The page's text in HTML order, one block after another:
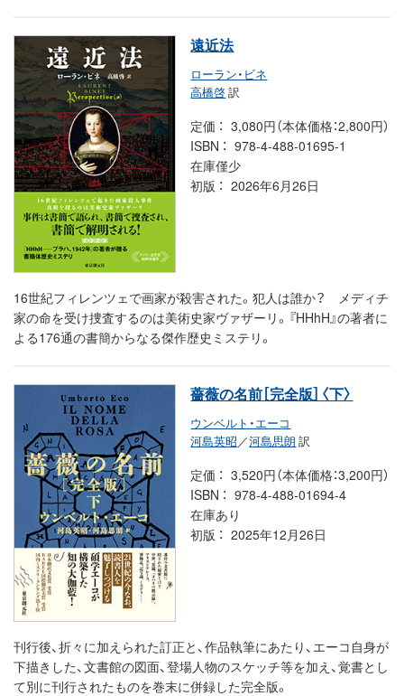
遠近法
ローラン・ビネ
高橋啓訳
定価
3,080円（本体価格：2,800円）
ISBN
978-4-488-01695-1
在庫僅少
初版
2026年6月26日
16世紀フィレンツェで画家が殺害された。犯人は誰か？ メディチ
家の命を受け捜査するのは美術史家ヴァザーリ。『HHhH』の著者に
よる176通の書簡からなる傑作歴史ミステリ。
薔薇の名前［完全版］〈下〉
ウンベルト・エーコ
河島英昭 ／河島思朗 訳
定価
3,520円（本体価格：3,200円）
ISBN
978-4-488-01694-4
在庫あり
初版
2025年12月26日
刊行後、折々に加えられた訂正と、作品執筆にあたり、エーコ自身が
下描きした、文書館の図面、登場人物のスケッチ等を加え、覚書とし
て別に刊行されたものを巻末に併録した完全版。